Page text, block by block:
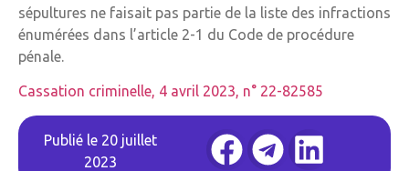
sépultures ne faisait pas partie de la liste des infractions
énumérées dans l’article 2-1 du Code de procédure
pénale.
Cassation criminelle, 4 avril 2023, n° 22-82585
Publié le 20 juillet
2023